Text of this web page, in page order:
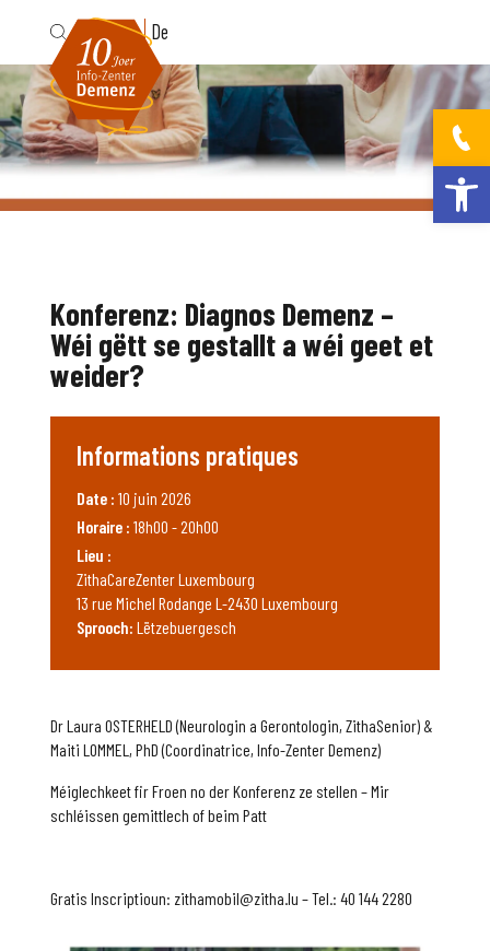
Ouvrir la
Fr De
Dr Laura OSTERHELD (Neurologin a Gerontologin, ZithaSenior) &
Maiti LOMMEL, PhD (Coordinatrice, Info-Zenter Demenz)
Méiglechkeet fir Froen no der Konferenz ze stellen – Mir
schléissen gemittlech of beim Patt
Gratis Inscriptioun: zithamobil@zitha.lu – Tel.: 40 144 2280
Konferenz: Diagnos Demenz –
Wéi gëtt se gestallt a wéi geet et
weider?
Informations pratiques
Date : 10 juin 2026
Horaire : 18h00 - 20h00
Lieu :
ZithaCareZenter Luxembourg
13 rue Michel Rodange L-2430 Luxembourg
Sprooch: Lëtzebuergesch